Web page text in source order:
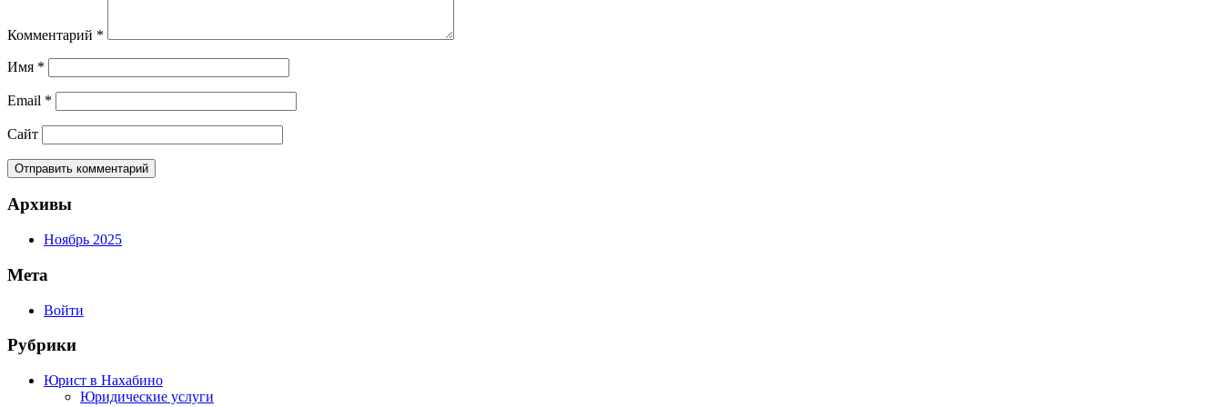
Комментарий *
Имя *
Email *
Сайт
Архивы
Ноябрь 2025
Мета
Войти
Рубрики
Юрист в Нахабино
Юридические услуги